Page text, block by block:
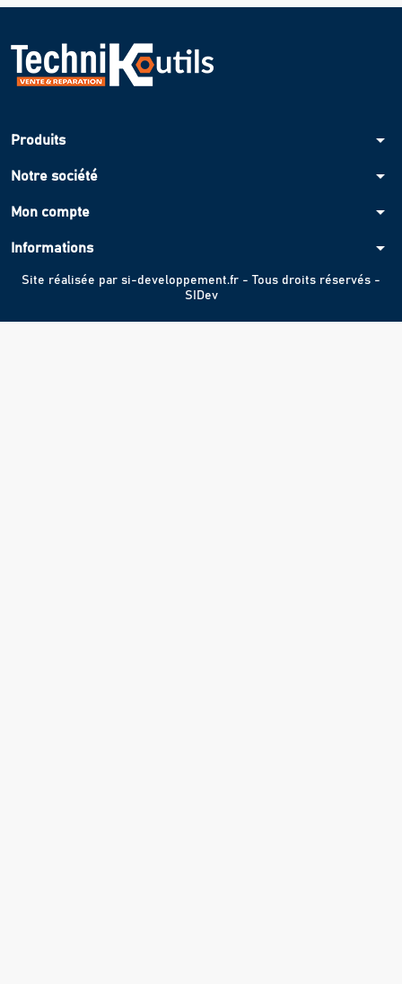
Produits arrow_drop_down
Notre société arrow_drop_down
Mon compte arrow_drop_down
Informations arrow_drop_down
Site réalisée par si-developpement.fr - Tous droits réservés -
SIDev